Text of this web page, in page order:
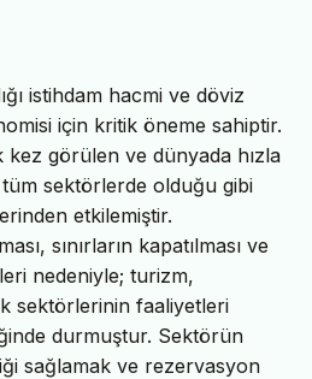
istihdam hacmi ve döviz
için kritik öneme sahiptir.
kez görülen ve dünyada hızla
sektörlerde olduğu gibi
etkilemiştir.
sınırların kapatılması ve
nedeniyle; turizm,
sektörlerinin faaliyetleri
durmuştur. Sektörün
sağlamak ve rezervasyon